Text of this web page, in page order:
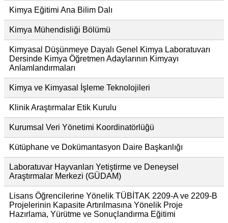
Kimya Eğitimi Ana Bilim Dalı
Kimya Mühendisliği Bölümü
Kimyasal Düşünmeye Dayalı Genel Kimya Laboratuvarı
Dersinde Kimya Öğretmen Adaylarının Kimyayı
Anlamlandırmaları
Kimya ve Kimyasal İşleme Teknolojileri
Klinik Araştırmalar Etik Kurulu
Kurumsal Veri Yönetimi Koordinatörlüğü
Kütüphane ve Dokümantasyon Daire Başkanlığı
Laboratuvar Hayvanları Yetiştirme ve Deneysel
Araştırmalar Merkezi (GÜDAM)
Lisans Öğrencilerine Yönelik TÜBİTAK 2209-A ve 2209-B
Projelerinin Kapasite Artırılmasına Yönelik Proje
Hazırlama, Yürütme ve Sonuçlandırma Eğitimi